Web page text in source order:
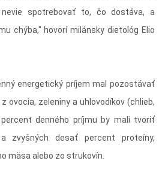
spotrebovať to, čo dostáva, a
chýba," hovorí milánsky dietológ Elio
energetický príjem mal pozostávať
ovocia, zeleniny a uhlovodíkov (chlieb,
denného príjmu by mali tvoriť
zvyšných desať percent proteíny,
mäsa alebo zo strukovín.